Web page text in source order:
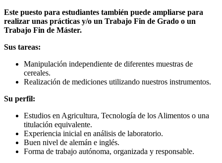
Este puesto para estudiantes también puede ampliarse para
realizar unas prácticas y/o un Trabajo Fin de Grado o un
Trabajo Fin de Máster.
Sus tareas:
Manipulación independiente de diferentes muestras de
cereales.
Realización de mediciones utilizando nuestros instrumentos.
Su perfil:
Estudios en Agricultura, Tecnología de los Alimentos o una
titulación equivalente.
Experiencia inicial en análisis de laboratorio.
Buen nivel de alemán e inglés.
Forma de trabajo autónoma, organizada y responsable.